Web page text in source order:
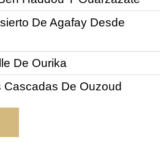
De Agafay Desde
De Ourika
Cascadas De Ouzoud